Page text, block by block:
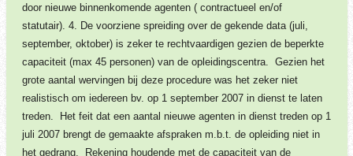
door nieuwe binnenkomende agenten ( contractueel en/of
statutair). 4. De voorziene spreiding over de gekende data (juli,
september, oktober) is zeker te rechtvaardigen gezien de beperkte
capaciteit (max 45 personen) van de opleidingscentra. Gezien het
grote aantal wervingen bij deze procedure was het zeker niet
realistisch om iedereen bv. op 1 september 2007 in dienst te laten
treden. Het feit dat een aantal nieuwe agenten in dienst treden op 1
juli 2007 brengt de gemaakte afspraken m.b.t. de opleiding niet in
het gedrang. Rekening houdende met de capaciteit van de